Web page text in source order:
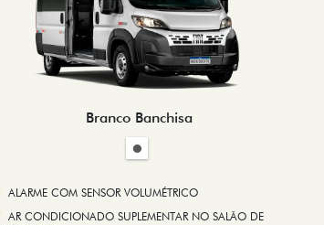
Branco Banchisa
ALARME COM SENSOR VOLUMÉTRICO
AR CONDICIONADO SUPLEMENTAR NO SALÃO DE